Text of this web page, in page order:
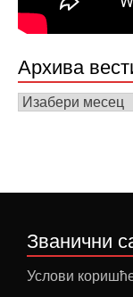
Архива
Архива
Званични
Услови